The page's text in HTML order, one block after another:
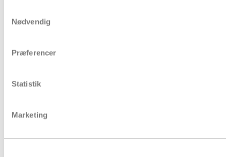
Nødvendig
Præferencer
Statistik
MarketingStrækfilm & plastfolie